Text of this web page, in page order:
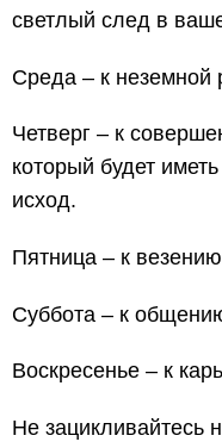
светлый след в
Среда – к неземной
Четверг – к
который будет
исход.
Пятница – к
Суббота – к
Воскресенье – к
Не зацикливайтесь